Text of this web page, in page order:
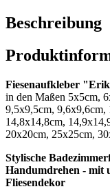
Beschreibung
Fiesenaufkleber
in den Maßen 5x5cm,
9,5x9,5cm, 9,6x9,6cm,
14,8x14,8cm,
20x20cm, 25x25cm,
Stylische
Handumdrehen - mit
Fliesendekor